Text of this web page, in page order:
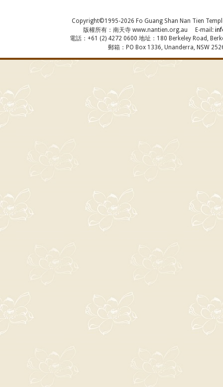
Copyright©1995-2026 Fo Guang Shan Nan Tien
版權所有：南天寺 www.nantien.org.au E-mail:
電話：+61 (2) 4272 0600 地址：180 Berkeley Road,
郵箱：PO Box 1336, Unanderra, NSW